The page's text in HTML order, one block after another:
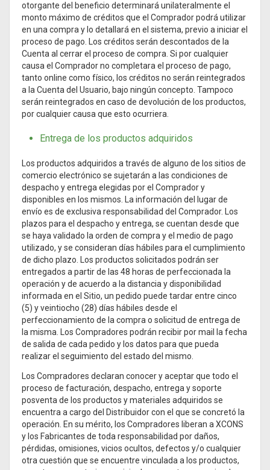
otorgante del beneficio determinará unilateralmente el
monto máximo de créditos que el Comprador podrá utilizar
en una compra y lo detallará en el sistema, previo a iniciar el
proceso de pago. Los créditos serán descontados de la
Cuenta al cerrar el proceso de compra. Si por cualquier
causa el Comprador no completara el proceso de pago,
tanto online como físico, los créditos no serán reintegrados
a la Cuenta del Usuario, bajo ningún concepto. Tampoco
serán reintegrados en caso de devolución de los productos,
por cualquier causa que esto ocurriera.
Entrega de los productos adquiridos
Los productos adquiridos a través de alguno de los sitios de
comercio electrónico se sujetarán a las condiciones de
despacho y entrega elegidas por el Comprador y
disponibles en los mismos. La información del lugar de
envío es de exclusiva responsabilidad del Comprador. Los
plazos para el despacho y entrega, se cuentan desde que
se haya validado la orden de compra y el medio de pago
utilizado, y se consideran días hábiles para el cumplimiento
de dicho plazo. Los productos solicitados podrán ser
entregados a partir de las 48 horas de perfeccionada la
operación y de acuerdo a la distancia y disponibilidad
informada en el Sitio, un pedido puede tardar entre cinco
(5) y veintiocho (28) días hábiles desde el
perfeccionamiento de la compra o solicitud de entrega de
la misma. Los Compradores podrán recibir por mail la fecha
de salida de cada pedido y los datos para que pueda
realizar el seguimiento del estado del mismo.
Los Compradores declaran conocer y aceptar que todo el
proceso de facturación, despacho, entrega y soporte
posventa de los productos y materiales adquiridos se
encuentra a cargo del Distribuidor con el que se concretó la
operación. En su mérito, los Compradores liberan a XCONS
y los Fabricantes de toda responsabilidad por daños,
pérdidas, omisiones, vicios ocultos, defectos y/o cualquier
otra cuestión que se encuentre vinculada a los productos,